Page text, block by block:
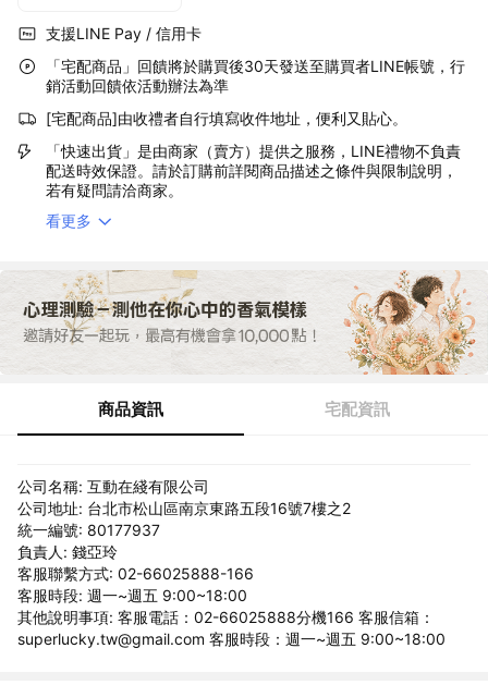
支援LINE Pay / 信用卡
「宅配商品」回饋將於購買後30天發送至購買者LINE帳號，行
銷活動回饋依活動辦法為準
[宅配商品]由收禮者自行填寫收件地址，便利又貼心。
「快速出貨」是由商家（賣方）提供之服務，LINE禮物不負責
配送時效保證。請於訂購前詳閱商品描述之條件與限制說明，
若有疑問請洽商家。
看更多
商品資訊 宅配資訊
公司名稱: 互動在綫有限公司
公司地址: 台北市松山區南京東路五段16號7樓之2
統一編號: 80177937
負責人: 錢亞玲
客服聯繫方式: 02-66025888-166
客服時段: 週一~週五 9:00~18:00
其他說明事項: 客服電話：02-66025888分機166 客服信箱：
superlucky.tw@gmail.com 客服時段：週一~週五 9:00~18:00